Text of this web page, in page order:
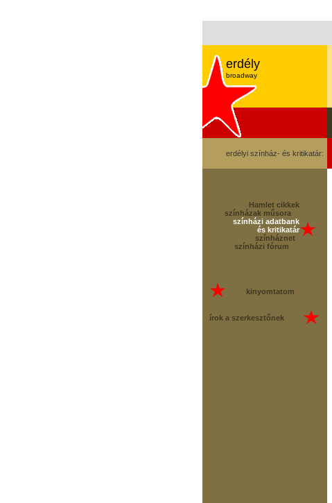
erdély
broadway
erdélyi színház- és kritikatár:
Hamlet cikkek
színházak műsora
színházi adatbank
és kritikatár
színháznet
színházi fórum
kinyomtatom
írok a szerkesztőnek